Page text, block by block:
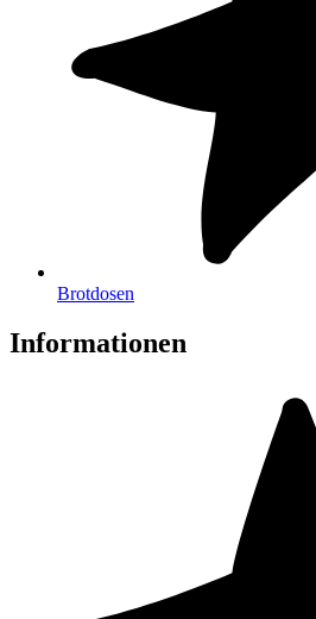
Brotdosen
Informationen